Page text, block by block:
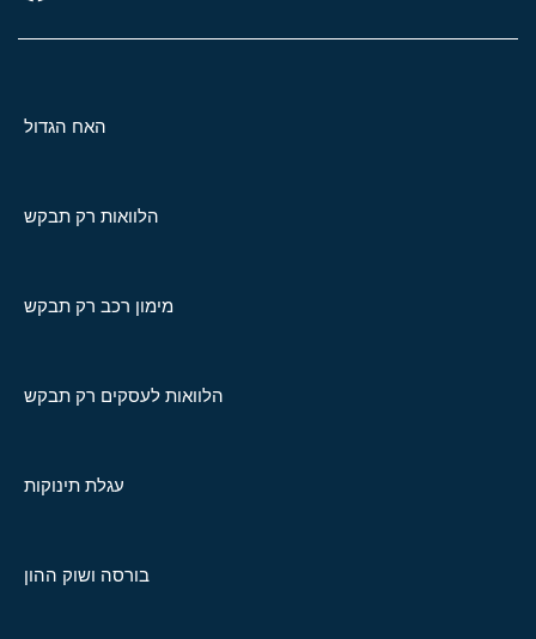
האח הגדול
הלוואות רק תבקש
מימון רכב רק תבקש
הלוואות לעסקים רק תבקש
עגלת תינוקות
בורסה ושוק ההון